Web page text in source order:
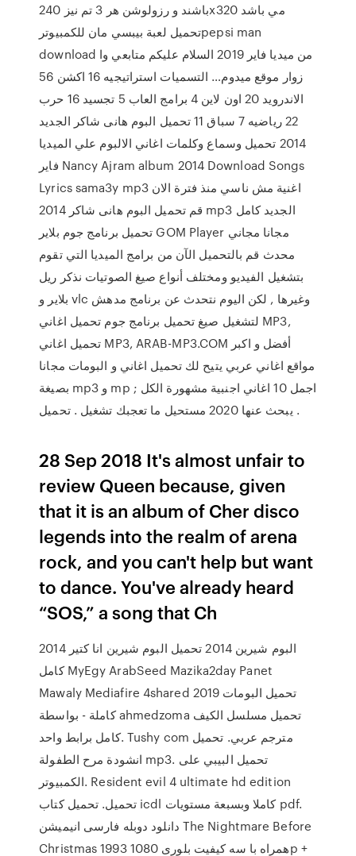
باشند و رزولوشن هر 3 تم نيز 240x320 مي باشد
تحميل لعبة بيبسي مان للكمبيوترpepsi man
download من ميديا فاير 2019 السلام عليكم متابعي وا
زوار موقع ميدوم… التسميات استراتيجيه 16 اكشن 56
الاندرويد 20 اون لاين 4 برامج العاب 5 تجسيد 16 حرب
22 رياضيه 7 سباق 11 تحميل البوم هانى شاكر الجديد
2014 تحميل وسماع وكلمات اغاني الالبوم علي الميديا
فاير Nancy Ajram album 2014 Download Songs
Lyrics sama3y mp3 اغنية مش ناسي منذ فترة الان
قم تحميل البوم هانى شاكر 2014 mp3 الجديد كامل
تحميل برنامج جوم بلاير GOM Player مجانا مجاني
محدث قم بالتحميل الآن من برامج الميديا التي تقوم
بتشغيل الفيديو ومختلف أنواع صيغ الصوتيات نذكر ريل
بلاير و vlc وغيرها , لكن اليوم نتحدث عن برنامج مدهش
لتشغيل صيغ تحميل برنامج جوم تحميل اغاني MP3,
تحميل اغاني MP3, ARAB-MP3.COM أفضل و اكبر
مواقع اغاني عربي يتيح لك تحميل اغاني و البومات مجانا
بصيغة mp3 و mp ; اجمل 10 اغاني اجنبية مشهورة الكل
يبحث عنها 2020 مستحيل ما تعجبك تشغيل . تحميل .
28 Sep 2018 It's almost unfair to
review Queen because, given
that it is an album of Cher disco
legends into the realm of arena
rock, and you can't help but want
to dance. You've already heard
“SOS,” a song that Ch
البوم شيرين 2014 تحميل البوم شيرين انا كتير 2014
كامل MyEgy ArabSeed Mazika2day Panet
Mawaly Mediafire 4shared تحميل البومات 2019
كاملة - بواسطة ahmedzoma تحميل مسلسل الكيف
كامل برابط واحد. Tushy com مترجم عربي. تحميل
انشودة مرح الطفولة mp3. تحميل البيبي على
الكمبيوتر. Resident evil 4 ultimate hd edition
تحميل. تحميل كتاب icdl كاملا وبسبعة مستويات pdf.
دانلود دوبله فارسی انیمیشن The Nightmare Before
Christmas 1993 همراه با سه کيفيت بلوری 1080p +